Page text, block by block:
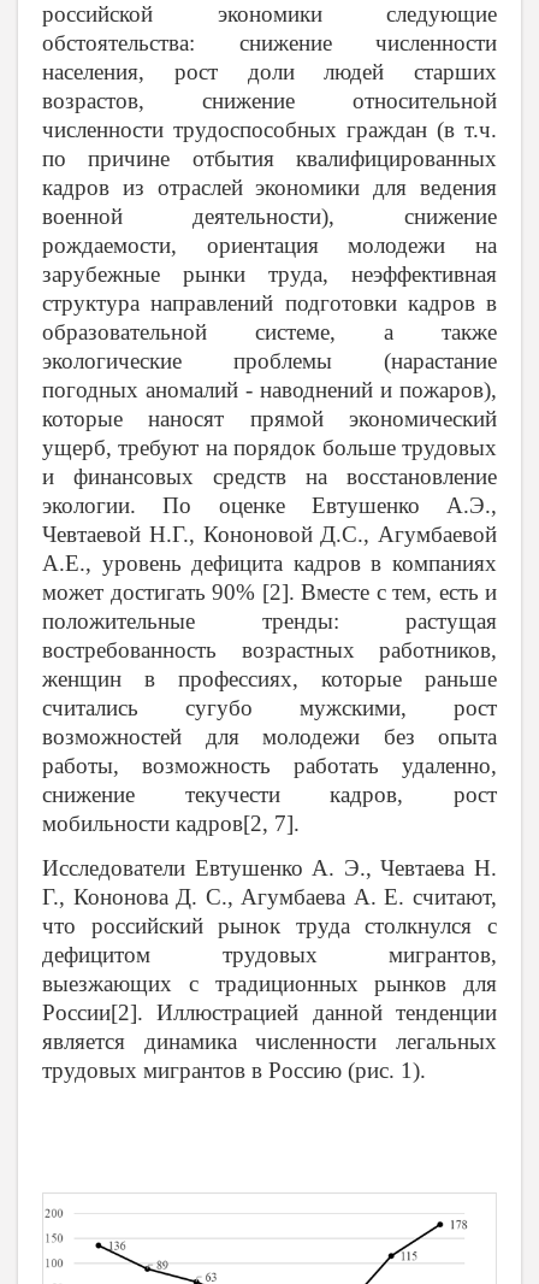
российской экономики следующие
обстоятельства: снижение численности
населения, рост доли людей старших
возрастов, снижение относительной
численности трудоспособных граждан (в т.ч.
по причине отбытия квалифицированных
кадров из отраслей экономики для ведения
военной деятельности), снижение
рождаемости, ориентация молодежи на
зарубежные рынки труда, неэффективная
структура направлений подготовки кадров в
образовательной системе, а также
экологические проблемы (нарастание
погодных аномалий - наводнений и пожаров),
которые наносят прямой экономический
ущерб, требуют на порядок больше трудовых
и финансовых средств на восстановление
экологии. По оценке Евтушенко А.Э.,
Чевтаевой Н.Г., Кононовой Д.С., Агумбаевой
А.Е., уровень дефицита кадров в компаниях
может достигать 90% [2]. Вместе с тем, есть и
положительные тренды: растущая
востребованность возрастных работников,
женщин в профессиях, которые раньше
считались сугубо мужскими, рост
возможностей для молодежи без опыта
работы, возможность работать удаленно,
снижение текучести кадров, рост
мобильности кадров[2, 7].
Исследователи Евтушенко А. Э., Чевтаева Н.
Г., Кононова Д. С., Агумбаева А. Е. считают,
что российский рынок труда столкнулся с
дефицитом трудовых мигрантов,
выезжающих с традиционных рынков для
России[2]. Иллюстрацией данной тенденции
является динамика численности легальных
трудовых мигрантов в Россию (рис. 1).